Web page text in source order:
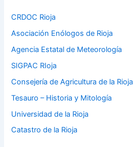
:CRDOC Rioja
Asociación Enólogos de Rioja
Agencia Estatal de Meteorología
SIGPAC RIoja
Consejería de Agricultura de la Rioja
Tesauro – Historia y Mitología
Universidad de la Rioja
Catastro de la Rioja